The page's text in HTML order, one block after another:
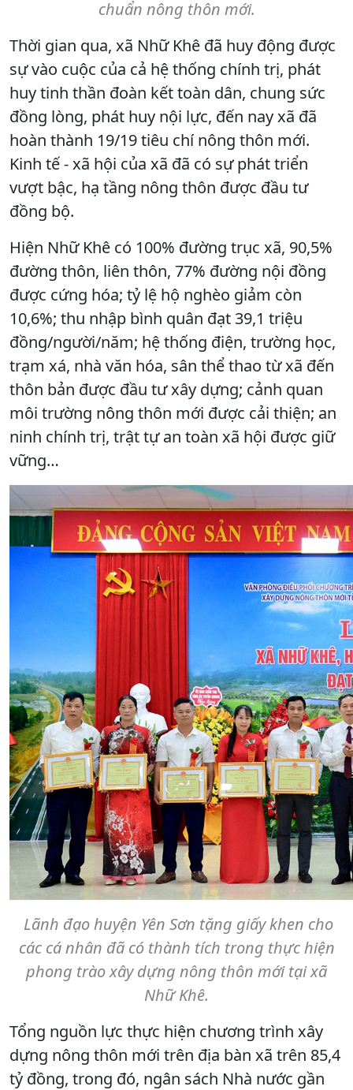
chuẩn nông thôn mới.
Thời gian qua, xã Nhữ Khê đã huy động được
sự vào cuộc của cả hệ thống chính trị, phát
huy tinh thần đoàn kết toàn dân, chung sức
đồng lòng, phát huy nội lực, đến nay xã đã
hoàn thành 19/19 tiêu chí nông thôn mới.
Kinh tế - xã hội của xã đã có sự phát triển
vượt bậc, hạ tầng nông thôn được đầu tư
đồng bộ.
Hiện Nhữ Khê có 100% đường trục xã, 90,5%
đường thôn, liên thôn, 77% đường nội đồng
được cứng hóa; tỷ lệ hộ nghèo giảm còn
10,6%; thu nhập bình quân đạt 39,1 triệu
đồng/người/năm; hệ thống điện, trường học,
trạm xá, nhà văn hóa, sân thể thao từ xã đến
thôn bản được đầu tư xây dựng; cảnh quan
môi trường nông thôn mới được cải thiện; an
ninh chính trị, trật tự an toàn xã hội được giữ
vững…
Lãnh đạo huyện Yên Sơn tặng giấy khen cho
các cá nhân đã có thành tích trong thực hiện
phong trào xây dựng nông thôn mới tại xã
Nhữ Khê.
Tổng nguồn lực thực hiện chương trình xây
dựng nông thôn mới trên địa bàn xã trên 85,4
tỷ đồng, trong đó, ngân sách Nhà nước gần